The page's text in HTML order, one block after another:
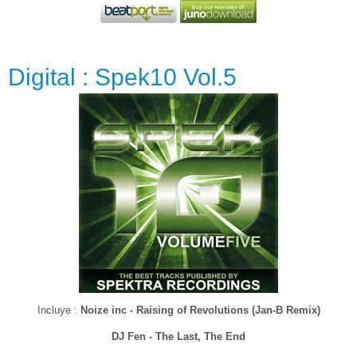
Digital : Spek10 Vol.5
Incluye : Noize inc - Raising of Revolutions (Jan-B Remix)
DJ Fen - The Last, The End